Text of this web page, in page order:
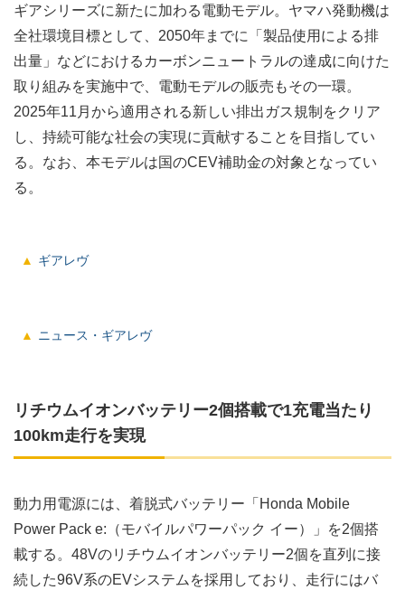
ギアシリーズに新たに加わる電動モデル。ヤマハ発動機は
全社環境目標として、2050年までに「製品使用による排
出量」などにおけるカーボンニュートラルの達成に向けた
取り組みを実施中で、電動モデルの販売もその一環。
2025年11月から適用される新しい排出ガス規制をクリア
し、持続可能な社会の実現に貢献することを目指してい
る。なお、本モデルは国のCEV補助金の対象となってい
る。
ギアレヴ
ニュース・ギアレヴ
リチウムイオンバッテリー2個搭載で1充電当たり
100km走行を実現
動力用電源には、着脱式バッテリー「Honda Mobile
Power Pack e:（モバイルパワーパック イー）」を2個搭
載する。48Vのリチウムイオンバッテリー2個を直列に接
続した96V系のEVシステムを採用しており、走行にはバ